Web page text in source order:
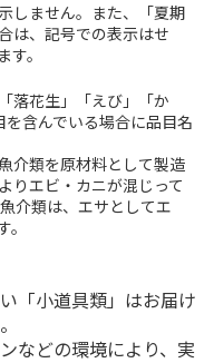
しません。また、「夏期
は、記号での表示はせ
。
落花生」「えび」「か
含んでいる場合に品目名
介類を原材料として製造
りエビ・カニが混じって
介類は、エサとしてエ
「小道具類」はお届け
などの環境により、実